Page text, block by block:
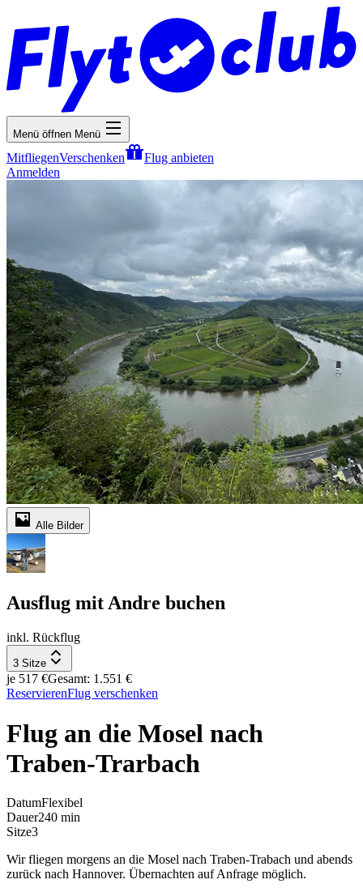
Menü öffnen Menü
MitfliegenVerschenken
Flug anbieten
Anmelden
Alle Bilder
Ausflug mit Andre buchen
inkl. Rückflug
3 Sitze
je 517 €Gesamt: 1.551 €
ReservierenFlug verschenken
Flug an die Mosel nach
Traben-Trarbach
DatumFlexibel
Dauer240 min
Sitze3
Wir fliegen morgens an die Mosel nach Traben-Trabach und abends
zurück nach Hannover. Übernachten auf Anfrage möglich.